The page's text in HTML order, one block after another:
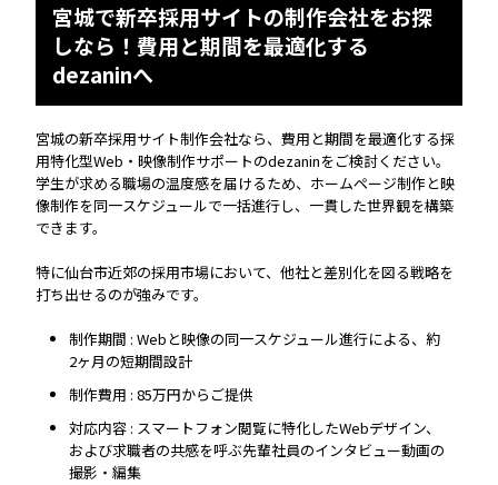
宮城で新卒採用サイトの制作会社をお探
しなら！費用と期間を最適化する
dezaninへ
宮城の新卒採用サイト制作会社なら、費用と期間を最適化する採
用特化型Web・映像制作サポートのdezaninをご検討ください。
学生が求める職場の温度感を届けるため、 ホームページ制作と映
像制作を同一スケジュールで一括進行し、一貫した世界観を構築
できます。
特に仙台市近郊の採用市場において、他社と差別化を図る戦略を
打ち出せるのが強みです。
制作期間 : Webと映像の同一スケジュール進行による、約
2ヶ月の短期間設計
制作費用 : 85万円からご提供
対応内容 : スマートフォン閲覧に特化したWebデザイン、
および求職者の共感を呼ぶ先輩社員のインタビュー動画の
撮影・編集